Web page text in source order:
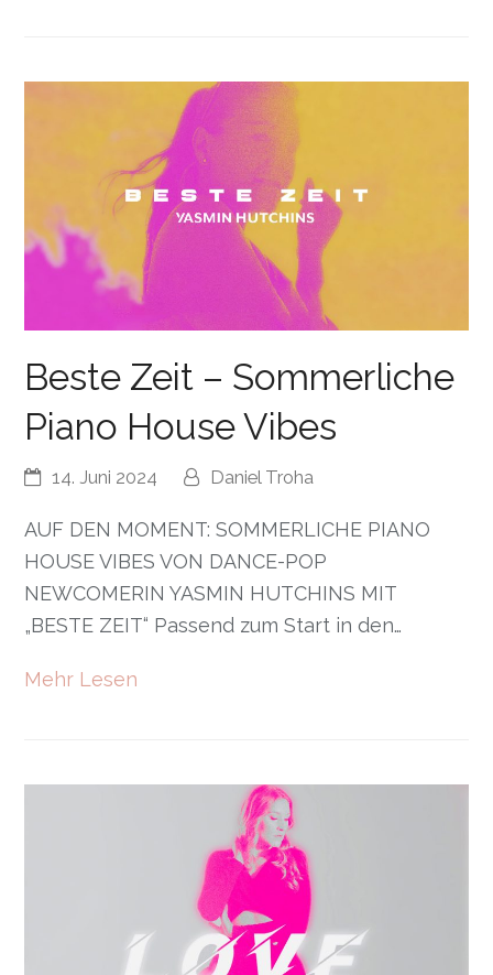
Beste Zeit – Sommerliche
Piano House Vibes
14. Juni 2024 Daniel Troha
AUF DEN MOMENT: SOMMERLICHE PIANO
HOUSE VIBES VON DANCE-POP
NEWCOMERIN YASMIN HUTCHINS MIT
„BESTE ZEIT“ Passend zum Start in den…
Mehr Lesen